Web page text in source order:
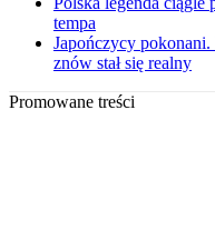
tempa
Japończycy
znów stał się realny
Promowane treści